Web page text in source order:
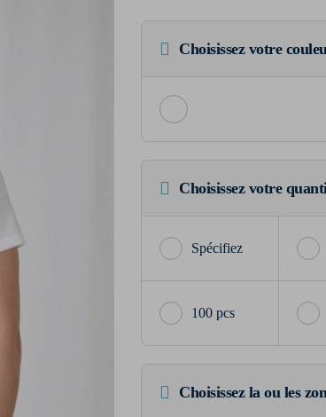
Choisissez votre
Choisissez votre
100 pcs
Choisissez la ou les